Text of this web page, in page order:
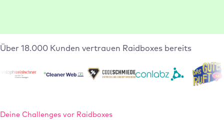
Über 18.000 Kunden vertrauen Raidboxes bereits
Deine Challenges vor Raidboxes